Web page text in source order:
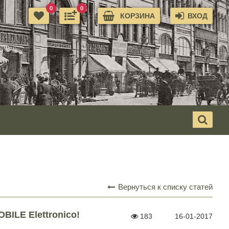
ВХОД
КОРЗИНА
0
0
Вернуться к списку статей
Elettronico! 183 16-01-2017